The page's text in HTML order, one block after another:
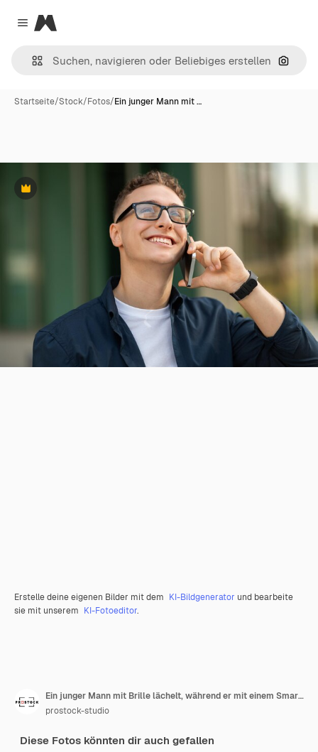
Close menu
Magnific
Nach
Startseite/Stock/Fotos/Ein junger Mann mit …
Premium
Erstelle deine eigenen Bilder mit dem KI-Bildgenerator und bearbeite
sie mit unserem KI-Fotoeditor.
Ein junger Mann mit Brille lächelt, während er mit einem Smartphone spricht
prostock-studio
Diese Fotos könnten dir auch gefallen